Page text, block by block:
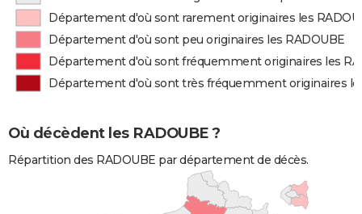
Département d'où sont rarement originaires les
Département d'où sont peu originaires les RADOUBE
Département d'où sont fréquemment originaires les
Département d'où sont très fréquemment originaires
Où décèdent les RADOUBE ?
Répartition des RADOUBE par département de décès.